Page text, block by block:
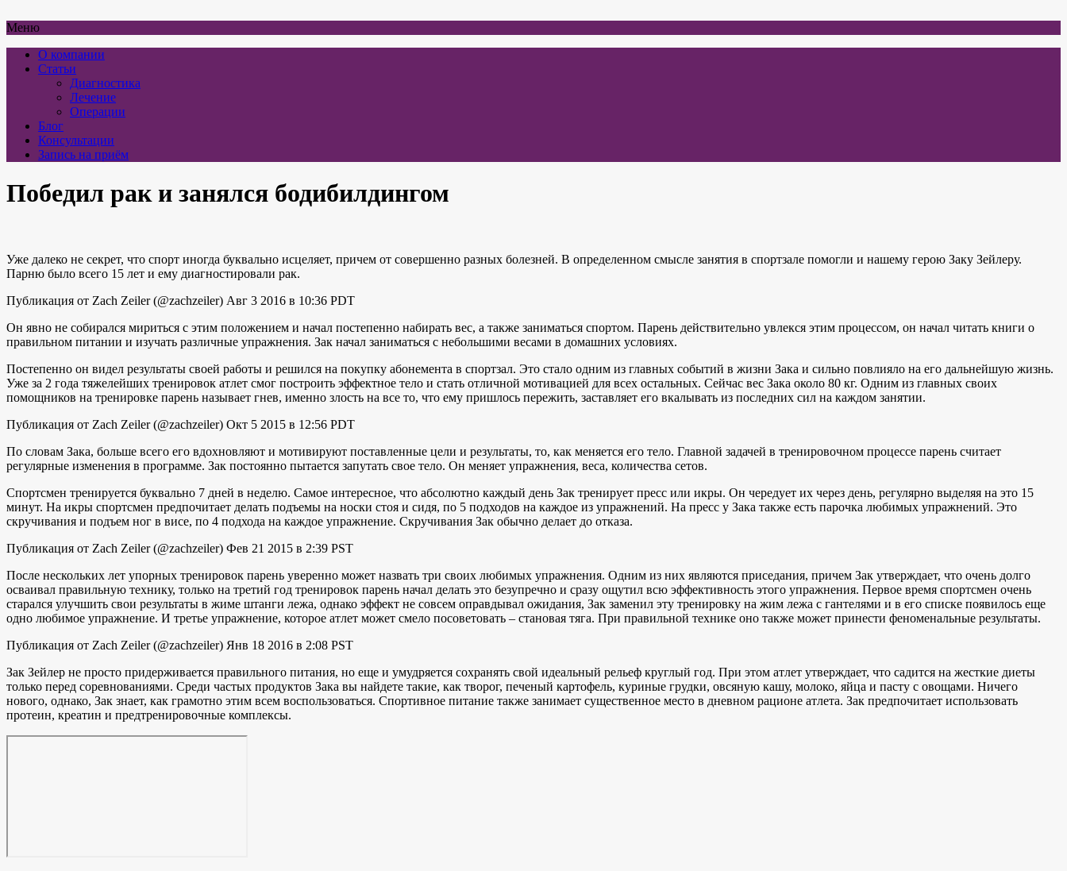
Меню
О компании
Статьи
Диагностика
Лечение
Операции
Блог
Консультации
Запись на приём
Победил рак и занялся бодибилдингом
Уже далеко не секрет, что спорт иногда буквально исцеляет, причем от совершенно разных болезней. В определенном смысле занятия в спортзале помогли и нашему герою Заку Зейлеру.
Парню было всего 15 лет и ему диагностировали рак.
Публикация от Zach Zeiler (@zachzeiler) Авг 3 2016 в 10:36 PDT
Он явно не собирался мириться с этим положением и начал постепенно набирать вес, а также заниматься спортом. Парень действительно увлекся этим процессом, он начал читать книги о
правильном питании и изучать различные упражнения. Зак начал заниматься с небольшими весами в домашних условиях.
Постепенно он видел результаты своей работы и решился на покупку абонемента в спортзал. Это стало одним из главных событий в жизни Зака и сильно повлияло на его дальнейшую жизнь.
Уже за 2 года тяжелейших тренировок атлет смог построить эффектное тело и стать отличной мотивацией для всех остальных. Сейчас вес Зака около 80 кг. Одним из главных своих
помощников на тренировке парень называет гнев, именно злость на все то, что ему пришлось пережить, заставляет его вкалывать из последних сил на каждом занятии.
Публикация от Zach Zeiler (@zachzeiler) Окт 5 2015 в 12:56 PDT
По словам Зака, больше всего его вдохновляют и мотивируют поставленные цели и результаты, то, как меняется его тело. Главной задачей в тренировочном процессе парень считает
регулярные изменения в программе. Зак постоянно пытается запутать свое тело. Он меняет упражнения, веса, количества сетов.
Спортсмен тренируется буквально 7 дней в неделю. Самое интересное, что абсолютно каждый день Зак тренирует пресс или икры. Он чередует их через день, регулярно выделяя на это 15
минут. На икры спортсмен предпочитает делать подъемы на носки стоя и сидя, по 5 подходов на каждое из упражнений. На пресс у Зака также есть парочка любимых упражнений. Это
скручивания и подъем ног в висе, по 4 подхода на каждое упражнение. Скручивания Зак обычно делает до отказа.
Публикация от Zach Zeiler (@zachzeiler) Фев 21 2015 в 2:39 PST
После нескольких лет упорных тренировок парень уверенно может назвать три своих любимых упражнения. Одним из них являются приседания, причем Зак утверждает, что очень долго
осваивал правильную технику, только на третий год тренировок парень начал делать это безупречно и сразу ощутил всю эффективность этого упражнения. Первое время спортсмен очень
старался улучшить свои результаты в жиме штанги лежа, однако эффект не совсем оправдывал ожидания, Зак заменил эту тренировку на жим лежа с гантелями и в его списке появилось еще
одно любимое упражнение. И третье упражнение, которое атлет может смело посоветовать – становая тяга. При правильной технике оно также может принести феноменальные результаты.
Публикация от Zach Zeiler (@zachzeiler) Янв 18 2016 в 2:08 PST
Зак Зейлер не просто придерживается правильного питания, но еще и умудряется сохранять свой идеальный рельеф круглый год. При этом атлет утверждает, что садится на жесткие диеты
только перед соревнованиями. Среди частых продуктов Зака вы найдете такие, как творог, печеный картофель, куриные грудки, овсяную кашу, молоко, яйца и пасту с овощами. Ничего
нового, однако, Зак знает, как грамотно этим всем воспользоваться. Спортивное питание также занимает существенное место в дневном рационе атлета. Зак предпочитает использовать
протеин, креатин и предтренировочные комплексы.